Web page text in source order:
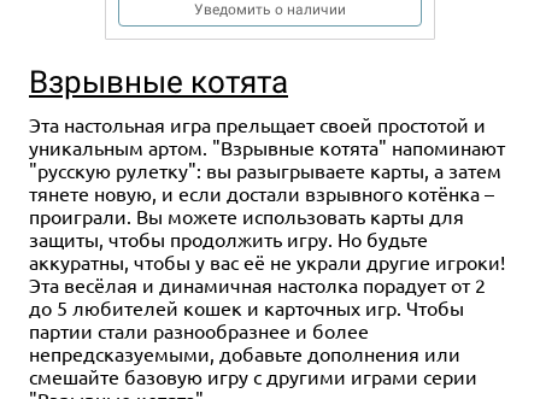
Уведомить о наличии
Взрывные котята
Эта настольная игра прельщает своей простотой и
уникальным артом. "Взрывные котята" напоминают
"русскую рулетку": вы разыгрываете карты, а затем
тянете новую, и если достали взрывного котёнка –
проиграли. Вы можете использовать карты для
защиты, чтобы продолжить игру. Но будьте
аккуратны, чтобы у вас её не украли другие игроки!
Эта весёлая и динамичная настолка порадует от 2
до 5 любителей кошек и карточных игр. Чтобы
партии стали разнообразнее и более
непредсказуемыми, добавьте дополнения или
смешайте базовую игру с другими играми серии